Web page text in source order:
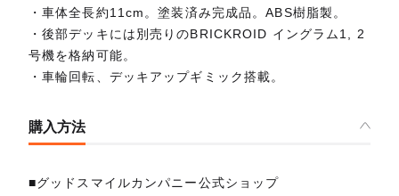
・車体全長約11cm。塗装済み完成品。ABS樹脂製。
・後部デッキには別売りのBRICKROID イングラム1, 2
号機を格納可能。
・車輪回転、デッキアップギミック搭載。
購入方法
■グッドスマイルカンパニー公式ショップ